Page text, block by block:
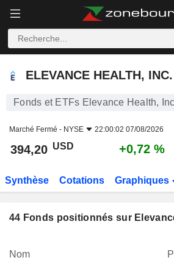
ELEVANCE HEALTH, INC.
ELEVANCE HEALTH, INC.
Fonds et ETFs Elevance Health,
Marché Fermé - NYSE 22:00:02 07/08/2026
394,20 USD +0,72 %
Synthèse Cotations Graphiques
44 Fonds positionnés sur
Nom